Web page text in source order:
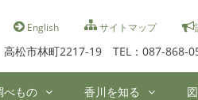
English サイトマップ
松市林町2217-19 TEL：087-868-
べもの 香川を知る